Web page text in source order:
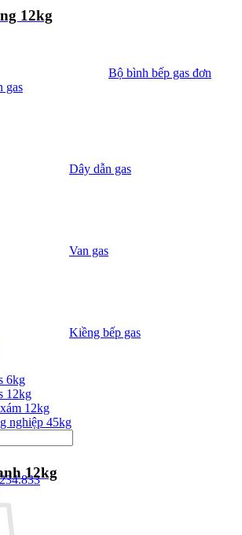
Bộ bình bếp gas đơn
gas
Dây dẫn gas
Van gas
Kiềng bếp gas
6kg
12kg
12kg
nghiệp 45kg
12kg
12kg